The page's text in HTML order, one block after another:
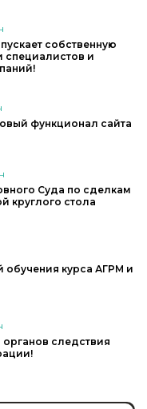
собственную
специалистов и
функционал сайта
Суда по сделкам
круглого стола
обучения курса АГРМ и
следствия